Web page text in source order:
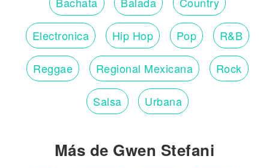
Electronica Hip Hop Pop R&B
Reggae Regional Mexicana Rock
Salsa Urbana
Más de Gwen Stefani